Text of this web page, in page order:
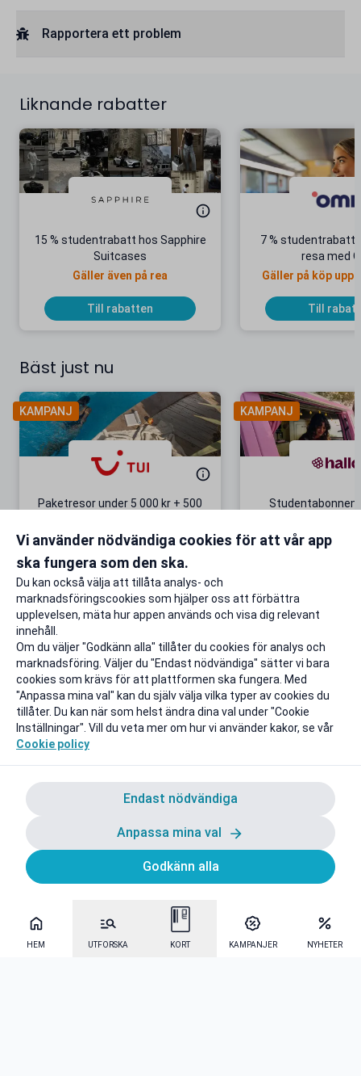
HEM UTFORSKA KORT KAMPANJER NYHETER
Rapportera ett problem
Liknande rabatter
15 % studentrabatt hos Sapphire
Suitcases
Gäller även på rea
Till rabatten
7 % studentrabatt
resa med
Gäller på köp upp
Till
Bäst just nu
KAMPANJ
Paketresor under 5 000 kr + 500
Gäller även på redan prissänkta
Till rabatten
KAMPANJ
+ 20 GB
Vi använder nödvändiga cookies för att vår app
ska fungera som den ska.
Du kan också välja att tillåta analys- och
marknadsföringscookies som hjälper oss att förbättra
upplevelsen, mäta hur appen används och visa dig relevant
innehåll.
Om du väljer "Godkänn alla" tillåter du cookies för analys och
marknadsföring. Väljer du "Endast nödvändiga" sätter vi bara
cookies som krävs för att plattformen ska fungera. Med
"Anpassa mina val" kan du själv välja vilka typer av cookies du
tillåter. Du kan när som helst ändra dina val under "Cookie
Inställningar". Vill du veta mer om hur vi använder kakor, se vår
Cookie policy
Endast nödvändiga
Anpassa mina val
Godkänn alla